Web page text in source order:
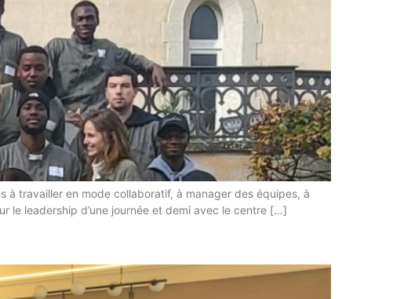
travailler en mode collaboratif, à manager des équipes, à
le leadership d’une journée et demi avec le centre […]